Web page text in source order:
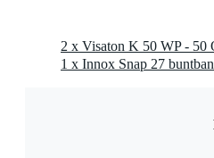
1 x Innox Snap 27